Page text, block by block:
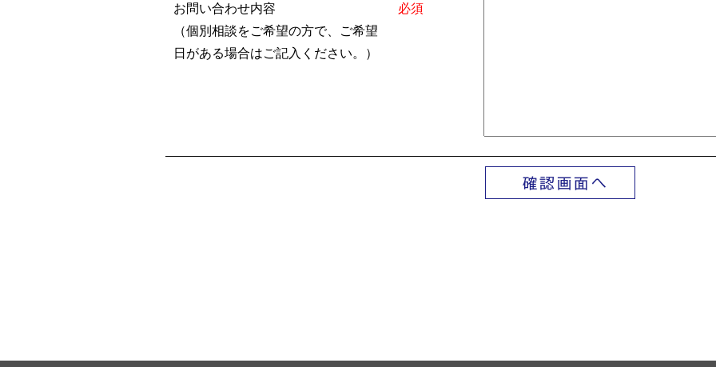
お問い合わせ内容
（個別相談をご希望の方で、ご希望
日がある場合はご記入ください。）
必須